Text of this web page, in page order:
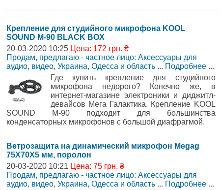
Крепление для студийного микрофона KOOL
SOUND M-90 BLACK BOX
20-03-2020 10:25 Цена: 172 грн. ₴
Продам, предлагаю - частное лицо: Аксессуары для
аудио, видео, Украина, Одесса и область ... Подробнее ...
Где купить крепление для студийного
микрофона недорого? Конечно же, в
интернет-магазине электроники и диджитл-
девайсов Мега Галактика. Крепление KOOL
SOUND M-90 подходит для большинства
конденсаторных микрофонов с большой диафрагмой.
Ветрозащита на динамический микрофон Megag
75X70X5 мм, поролон
20-03-2020 10:21 Цена: 75 грн. ₴
Продам, предлагаю - частное лицо: Аксессуары для
аудио, видео, Украина, Одесса и область ... Подробнее ...